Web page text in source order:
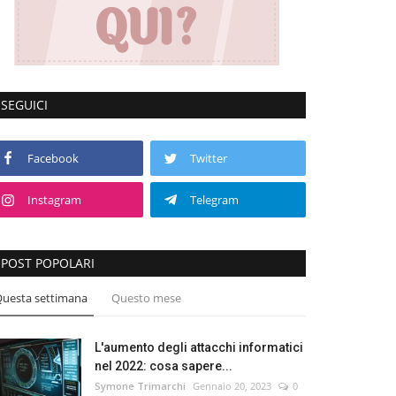
SEGUICI
Facebook Twitter
Instagram Telegram
POST POPOLARI
settimana Questo mese
L'aumento degli attacchi informatici
nel 2022: cosa sapere...
Symone Trimarchi Gennaio 20, 2023 0